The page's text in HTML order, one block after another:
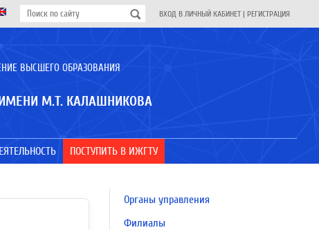
ВХОД В ЛИЧНЫЙ КАБИНЕТ | РЕГИСТРАЦИЯ
ВЫСШЕГО ОБРАЗОВАНИЯ
М.Т. КАЛАШНИКОВА
ПОСТУПИТЬ В ИЖГТУ
Органы управления
Филиалы